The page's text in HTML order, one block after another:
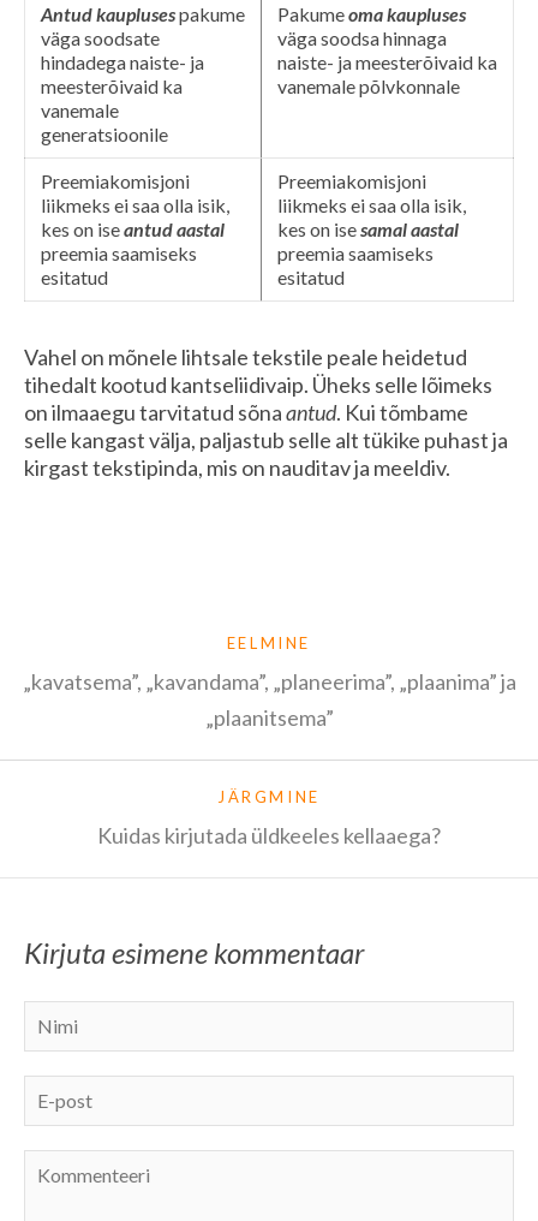
Antud kauplusespakume
väga soodsate
hindadega naiste- ja
meesterõivaid ka
vanemale
generatsioonile
Pakumeoma kaupluses
väga soodsa hinnaga
naiste- ja meesterõivaid ka
vanemale põlvkonnale
Preemiakomisjoni
liikmeks ei saa olla isik,
kes on iseantud aastal
preemia saamiseks
esitatud
Preemiakomisjoni
liikmeks ei saa olla isik,
kes on isesamal aastal
preemia saamiseks
esitatud
Vahel on mõnele lihtsale tekstile peale heidetud
tihedalt kootud kantseliidivaip. Üheks selle lõimeks
on ilmaaegu tarvitatud sõnaantud. Kui tõmbame
selle kangast välja, paljastub selle alt tükike puhast ja
kirgast tekstipinda, mis on nauditav ja meeldiv.
EELMINE
„kavatsema”, „kavandama”, „planeerima”, „plaanima” ja
„plaanitsema”
JÄRGMINE
Kuidas kirjutada üldkeeles kellaaega?
Kirjuta esimene kommentaar